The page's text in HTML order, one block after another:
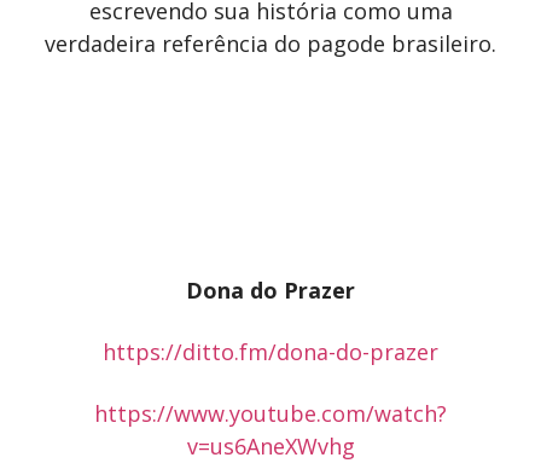
escrevendo sua história como uma
verdadeira referência do pagode brasileiro.
Dona do Prazer
https://ditto.fm/dona-do-prazer
https://www.youtube.com/watch?
v=us6AneXWvhg